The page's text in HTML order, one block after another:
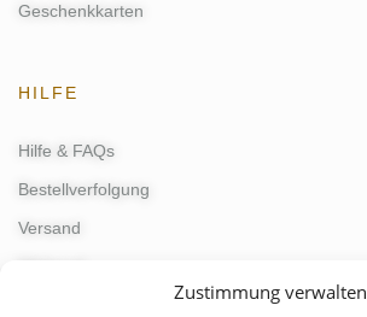
Zustimmung verwalten
Geschenkkarten
HILFE
Hilfe & FAQs
Bestellverfolgung
Versand